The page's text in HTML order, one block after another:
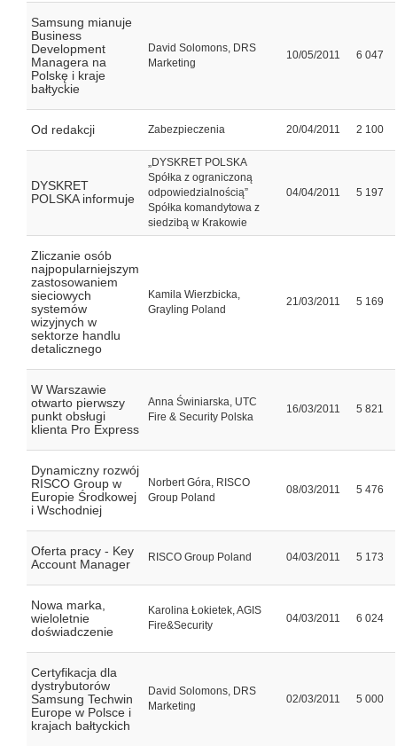
Samsung mianuje
Business
Development
Managera na
Polskę i kraje
bałtyckie
David Solomons, DRS
Marketing
10/05/2011 6 047
Od redakcji Zabezpieczenia 20/04/2011 2 100
DYSKRET
POLSKA informuje
„DYSKRET POLSKA
Spółka z ograniczoną
odpowiedzialnością”
Spółka komandytowa z
siedzibą w Krakowie
04/04/2011 5 197
Zliczanie osób
najpopularniejszym
zastosowaniem
sieciowych
systemów
wizyjnych w
sektorze handlu
detalicznego
Kamila Wierzbicka,
Grayling Poland
21/03/2011 5 169
W Warszawie
otwarto pierwszy
punkt obsługi
klienta Pro Express
Anna Świniarska, UTC
Fire & Security Polska
16/03/2011 5 821
Dynamiczny rozwój
RISCO Group w
Europie Środkowej
i Wschodniej
Norbert Góra, RISCO
Group Poland
08/03/2011 5 476
Oferta pracy - Key
Account Manager
RISCO Group Poland 04/03/2011 5 173
Nowa marka,
wieloletnie
doświadczenie
Karolina Łokietek, AGIS
Fire&Security
04/03/2011 6 024
Certyfikacja dla
dystrybutorów
Samsung Techwin
Europe w Polsce i
krajach bałtyckich
David Solomons, DRS
Marketing
02/03/2011 5 000